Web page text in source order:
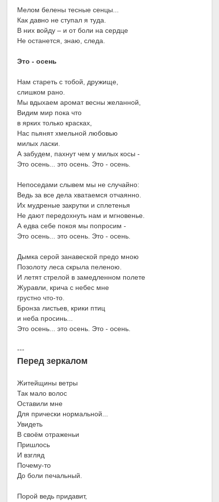
Мелом белены тесные сенцы...
Как давно не ступал я туда.
В них войду – и от боли на сердце
Не останется, знаю, следа.
Это - осень
Нам стареть с тобой, дружище,
слишком рано.
Мы вдыхаем аромат весны желанной,
Видим мир пока что
в ярких только красках,
Нас пьянят хмельной любовью
милых ласки.
А забудем, пахнут чем у милых косы -
Это осень... это осень. Это - осень.
Непоседами слывем мы не случайно:
Ведь за все дела хватаемся отчаянно.
Их мудреные закрутки и сплетенья
Не дают передохнуть нам и мгновенье.
А едва себе покоя мы попросим -
Это осень... это осень. Это - осень.
Дымка серой занавеской предо мною
Позолоту леса скрыла пеленою.
И летят стрелой в замедленном полете
Журавли, крича с небес мне
грустно что-то.
Бронза листьев, крики птиц
и неба просинь...
Это осень... это осень. Это - осень.
---
Перед зеркалом
Житейщины ветры
Так мало волос
Оставили мне
Для прически нормальной...
Увидеть
В своём отраженьи
Пришлось
И взгляд
Почему-то
До боли печальный.
Порой ведь придавит,